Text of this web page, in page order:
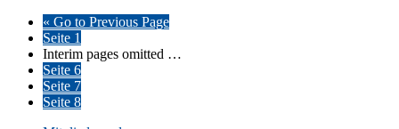
« Go to Previous Page
Seite 1
Interim pages omitted …
Seite 6
Seite 7
Seite 8